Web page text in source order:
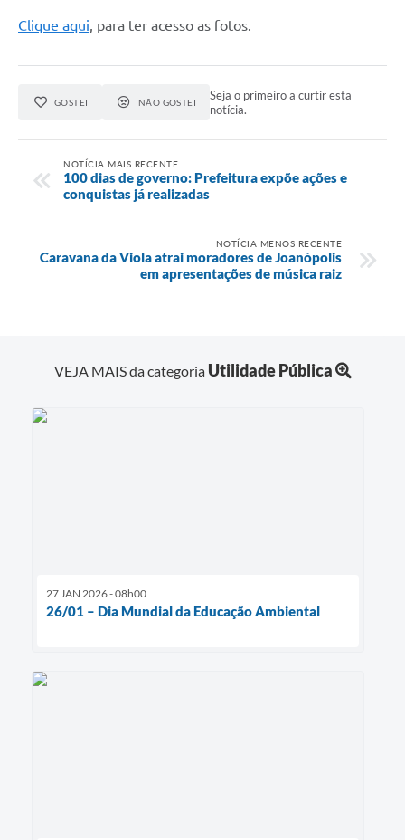
Clique aqui, para ter acesso as fotos.
GOSTEI NÃO GOSTEI
Seja o primeiro a curtir esta
notícia.
NOTÍCIA MAIS RECENTE
100 dias de governo: Prefeitura expõe ações e
conquistas já realizadas
NOTÍCIA MENOS RECENTE
Caravana da Viola atrai moradores de Joanópolis
em apresentações de música raiz
VEJA MAIS da categoria Utilidade Pública
27 JAN 2026 - 08h00
26/01 – Dia Mundial da Educação Ambiental